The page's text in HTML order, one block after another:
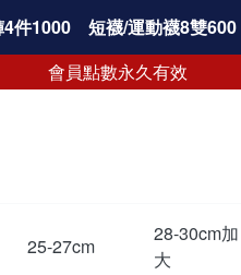
件1000 短襪/運動襪8雙600
會員點數永久有效
25-27cm
28-30cm加
大